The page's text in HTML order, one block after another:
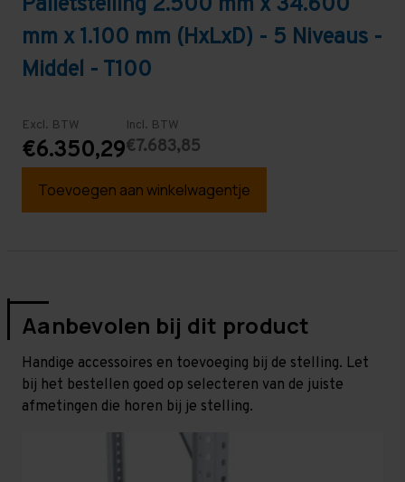
mm x 1.100 mm (HxLxD) - 5 Niveaus -
Middel - T100
Excl. BTW
€6.350,29
Incl. BTW
€7.683,85
Toevoegen aan winkelwagentje
Aanbevolen bij dit product
Handige accessoires en toevoeging bij de stelling. Let
bij het bestellen goed op selecteren van de juiste
afmetingen die horen bij je stelling.